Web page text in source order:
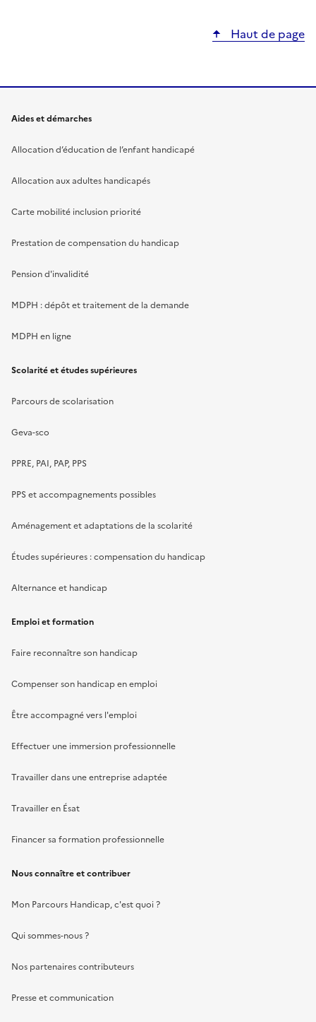
Haut de page
Aides et démarches
Allocation d’éducation de l’enfant handicapé
Allocation aux adultes handicapés
Carte mobilité inclusion priorité
Prestation de compensation du handicap
Pension d'invalidité
MDPH : dépôt et traitement de la demande
MDPH en ligne
Scolarité et études supérieures
Parcours de scolarisation
Geva-sco
PPRE, PAI, PAP, PPS
PPS et accompagnements possibles
Aménagement et adaptations de la scolarité
Études supérieures : compensation du handicap
Alternance et handicap
Emploi et formation
Faire reconnaître son handicap
Compenser son handicap en emploi
Être accompagné vers l'emploi
Effectuer une immersion professionnelle
Travailler dans une entreprise adaptée
Travailler en Ésat
Financer sa formation professionnelle
Nous connaître et contribuer
Mon Parcours Handicap, c'est quoi ?
Qui sommes-nous ?
Nos partenaires contributeurs
Presse et communication